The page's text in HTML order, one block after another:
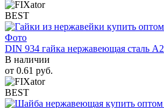
BEST
DIN 934 гайка нержавеющая сталь A2
В наличии
от 0.61 руб.
BEST